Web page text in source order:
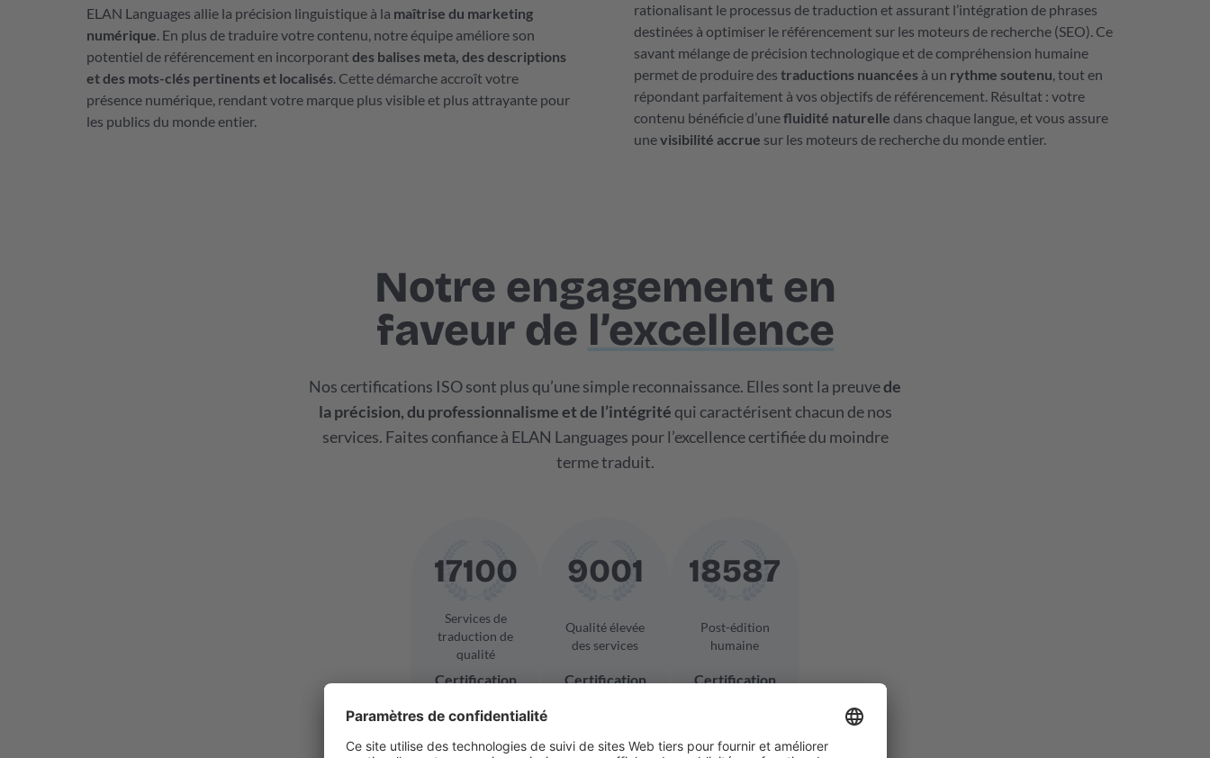
ELAN Languages allie la précision linguistique à la maîtrise du marketing
numérique. En plus de traduire votre contenu, notre équipe améliore son
potentiel de référencement en incorporantdes balises meta, des descriptions
et des mots-clés pertinents et localisés. Cette démarche accroît votre
présence numérique, rendant votre marque plus visible et plus attrayante pour
les publics du monde entier.
rationalisant le processus de traduction et assurant l’intégration de phrases
destinées à optimiser le référencement sur les moteurs de recherche (SEO). Ce
savant mélange de précision technologique et de compréhension humaine
permet de produire des traductions nuancées à un rythme soutenu, tout en
répondant parfaitement à vos objectifs de référencement. Résultat : votre
contenu bénéficie d’unefluidité naturelle dans chaque langue, et vous assure
unevisibilité accrue sur les moteurs de recherche du monde entier.
Notre engagement en
faveur de l’excellence
Nos certifications ISO sont plus qu’une simple reconnaissance. Elles sont la preuvede
la précision, du professionnalisme et de l’intégritéqui caractérisent chacun de nos
services. Faites confiance à ELAN Languages pour l’excellence certifiée du moindre
terme traduit.
17100
Services de
traduction de
qualité
Certification
9001
Qualité élevée
des services
Certification
18587
Post-édition
humaine
Certification